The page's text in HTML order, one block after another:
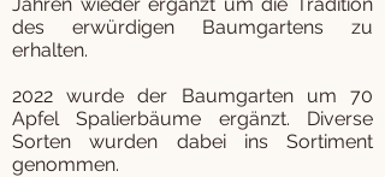
des erwürdigen Baumgartens zu
erhalten.
2022 wurde der Baumgarten um 70
Apfel Spalierbäume ergänzt. Diverse
Sorten wurden dabei ins Sortiment
genommen.